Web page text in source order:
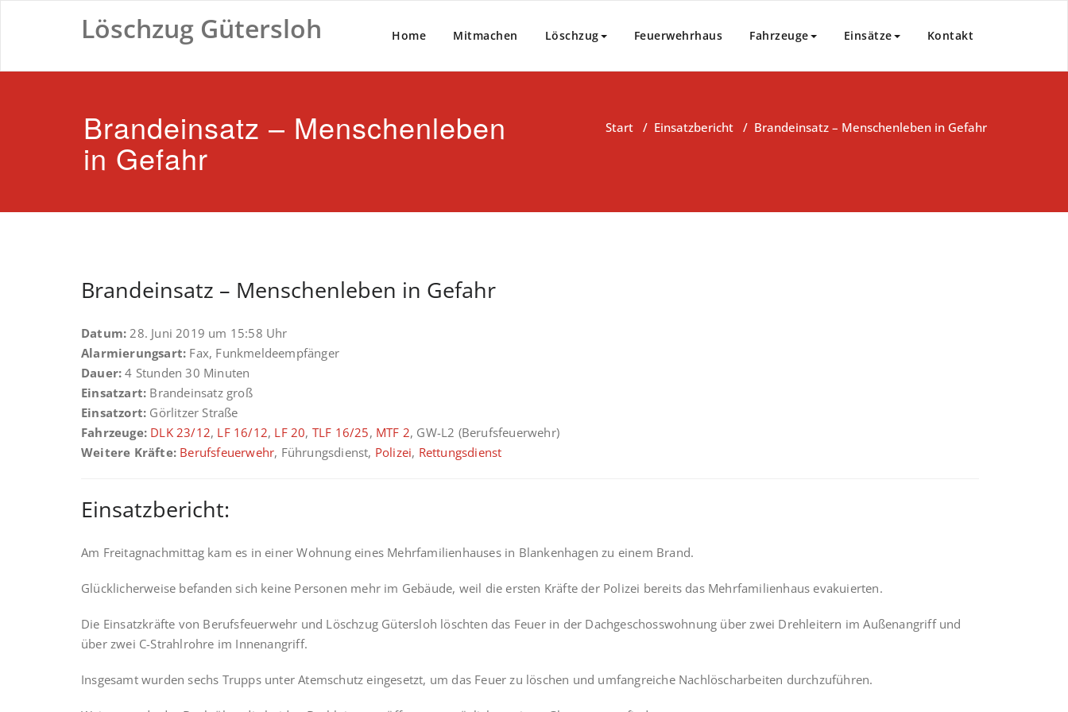
Löschzug Gütersloh Home Mitmachen Löschzug Feuerwehrhaus Fahrzeuge Einsätze Kontakt
Brandeinsatz – Menschenleben
in Gefahr
Start / Einsatzbericht / Brandeinsatz – Menschenleben in Gefahr
Brandeinsatz – Menschenleben in Gefahr
Datum: 28. Juni 2019 um 15:58 Uhr
Alarmierungsart: Fax, Funkmeldeempfänger
Dauer: 4 Stunden 30 Minuten
Einsatzart: Brandeinsatz groß
Einsatzort: Görlitzer Straße
Fahrzeuge: DLK 23/12, LF 16/12, LF 20, TLF 16/25, MTF 2, GW-L2 (Berufsfeuerwehr)
Weitere Kräfte: Berufsfeuerwehr, Führungsdienst, Polizei, Rettungsdienst
Einsatzbericht:
Am Freitagnachmittag kam es in einer Wohnung eines Mehrfamilienhauses in Blankenhagen zu einem Brand.
Glücklicherweise befanden sich keine Personen mehr im Gebäude, weil die ersten Kräfte der Polizei bereits das Mehrfamilienhaus evakuierten.
Die Einsatzkräfte von Berufsfeuerwehr und Löschzug Gütersloh löschten das Feuer in der Dachgeschosswohnung über zwei Drehleitern im Außenangriff und
über zwei C-Strahlrohre im Innenangriff.
Insgesamt wurden sechs Trupps unter Atemschutz eingesetzt, um das Feuer zu löschen und umfangreiche Nachlöscharbeiten durchzuführen.